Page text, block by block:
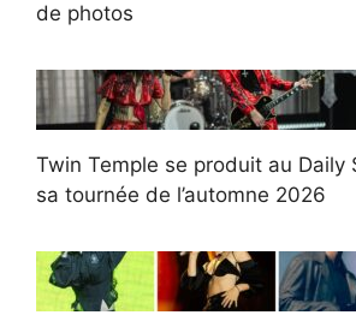
de photos
Twin Temple se produit au Daily
sa tournée de l’automne 2026